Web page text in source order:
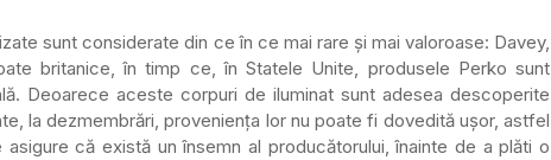
sunt considerate din ce în ce mai rare și mai valoroase: Davey,
britanice, în timp ce, în Statele Unite, produsele Perko sunt
Deoarece aceste corpuri de iluminat sunt adesea descoperite
la dezmembrări, proveniența lor nu poate fi dovedită ușor, astfel
că există un însemn al producătorului, înainte de a plăti o